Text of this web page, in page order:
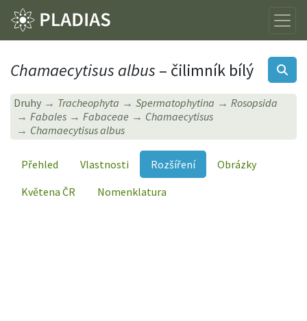
Chamaecytisus albus – čilimník bílý
Druhy Tracheophyta Spermatophytina
Rosopsida
Fabales
Fabaceae
Chamaecytisus
Chamaecytisus albus
Přehled Vlastnosti Rozšíření
Obrázky
Květena ČR
Nomenklatura